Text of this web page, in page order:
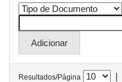
Resultados/Página |